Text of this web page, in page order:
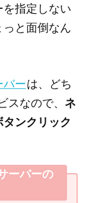
指定しない
っと面倒なん
バーは、どち
スなので、 ネ
ンクリック
ーバーの